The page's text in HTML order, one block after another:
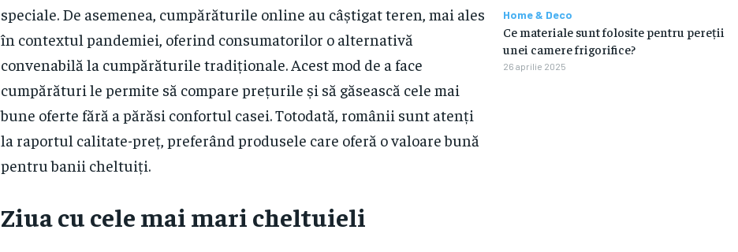
speciale. De asemenea, cumpărăturile online au câștigat teren, mai ales
în contextul pandemiei, oferind consumatorilor o alternativă
convenabilă la cumpărăturile tradiționale. Acest mod de a face
cumpărături le permite să compare prețurile și să găsească cele mai
bune oferte fără a părăsi confortul casei. Totodată, românii sunt atenți
la raportul calitate-preț, preferând produsele care oferă o valoare bună
pentru banii cheltuiți.
Ziua cu cele mai mari cheltuieli
Home & Deco
Ce materiale sunt folosite pentru pereții
unei camere frigorifice?
26 aprilie 2025